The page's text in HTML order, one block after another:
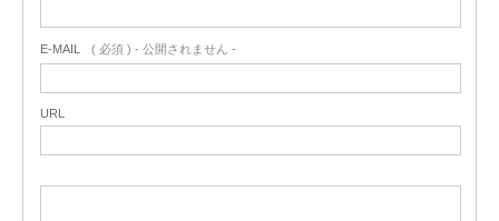
E-MAIL ( 必須 ) - 公開されません -
URL